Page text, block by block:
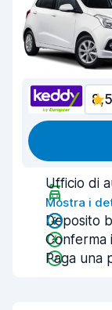
8,5
Ufficio di
Mostra i
Deposito
Conferma
Paga una